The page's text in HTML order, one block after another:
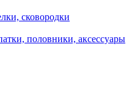
сковородки
половники, аксессуары